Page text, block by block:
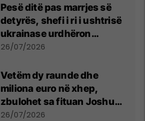
Pesë ditë pas marrjes së
detyrës, shefi i ri i ushtrisë
ukrainase urdhëron
kontroll të madh
26/07/2026
Vetëm dy raunde dhe
miliona euro në xhep,
zbulohet sa fituan Joshua
e Prenga
26/07/2026